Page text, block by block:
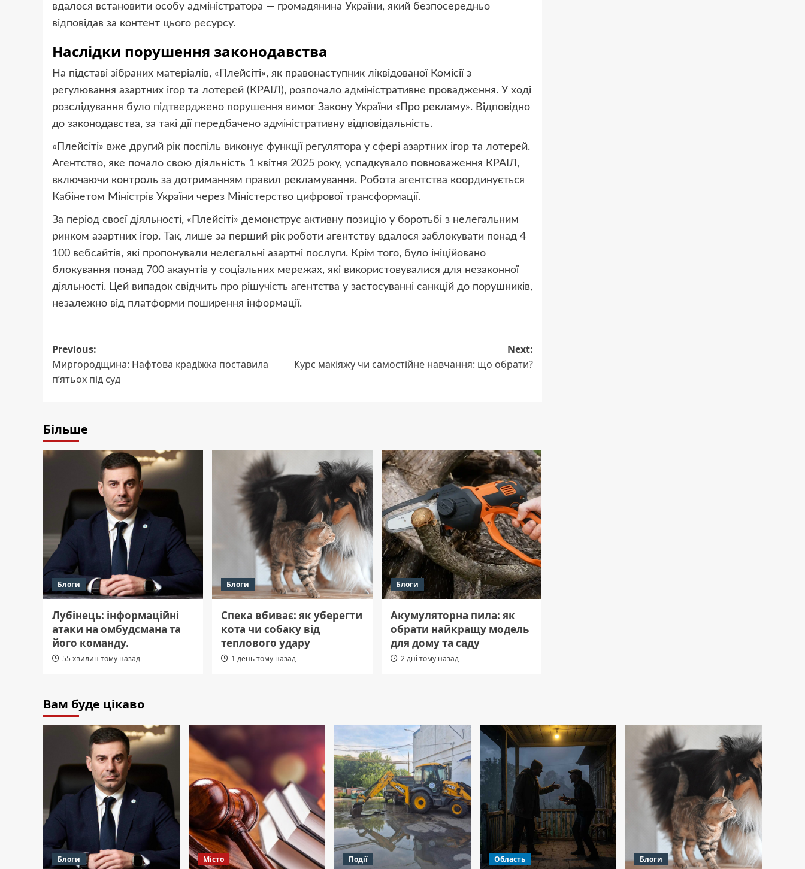
вдалося встановити особу адміністратора — громадянина України, який безпосередньо
відповідав за контент цього ресурсу.
Наслідки порушення законодавства
На підставі зібраних матеріалів, «Плейсіті», як правонаступник ліквідованої Комісії з
регулювання азартних ігор та лотерей (КРАІЛ), розпочало адміністративне провадження. У ході
розслідування було підтверджено порушення вимог Закону України «Про рекламу». Відповідно
до законодавства, за такі дії передбачено адміністративну відповідальність.
«Плейсіті» вже другий рік поспіль виконує функції регулятора у сфері азартних ігор та лотерей.
Агентство, яке почало свою діяльність 1 квітня 2025 року, успадкувало повноваження КРАІЛ,
включаючи контроль за дотриманням правил рекламування. Робота агентства координується
Кабінетом Міністрів України через Міністерство цифрової трансформації.
За період своєї діяльності, «Плейсіті» демонструє активну позицію у боротьбі з нелегальним
ринком азартних ігор. Так, лише за перший рік роботи агентству вдалося заблокувати понад 4
100 вебсайтів, які пропонували нелегальні азартні послуги. Крім того, було ініційовано
блокування понад 700 акаунтів у соціальних мережах, які використовувалися для незаконної
діяльності. Цей випадок свідчить про рішучість агентства у застосуванні санкцій до порушників,
незалежно від платформи поширення інформації.
Post
navigation
Previous:
Миргородщина: Нафтова крадіжка поставила
п’ятьох під суд
Next:
Курс макіяжу чи самостійне навчання: що обрати?
Більше
Блоги
Лубінець: інформаційні
атаки на омбудсмана та
його команду.
55 хвилин тому назад
Блоги
Спека вбиває: як уберегти
кота чи собаку від
теплового удару
1 день тому назад
Блоги
Акумуляторна пила: як
обрати найкращу модель
для дому та саду
2 дні тому назад
Вам буде цікаво
Блоги Місто Події Область Блоги